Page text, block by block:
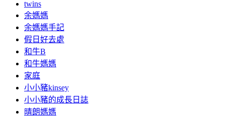
twins
余媽媽
余媽媽手記
假日好去處
和牛B
和牛媽媽
家庭
小小豬kinsey
小小豬的成長日誌
晴朗媽媽